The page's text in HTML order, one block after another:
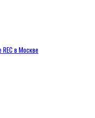
в Москве